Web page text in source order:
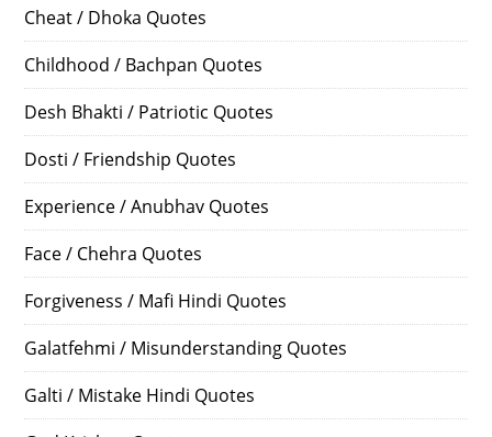
Cheat / Dhoka Quotes
Childhood / Bachpan Quotes
Desh Bhakti / Patriotic Quotes
Dosti / Friendship Quotes
Experience / Anubhav Quotes
Face / Chehra Quotes
Forgiveness / Mafi Hindi Quotes
Galatfehmi / Misunderstanding Quotes
Galti / Mistake Hindi Quotes